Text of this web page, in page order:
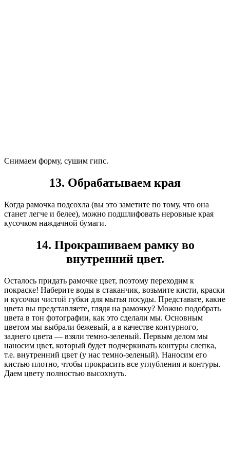
Снимаем форму, сушим гипс.
13. Обрабатываем края
Когда рамочка подсохла (вы это заметите по тому, что она
станет легче и белее), можно подшлифовать неровные края
кусочком наждачной бумаги.
14. Прокрашиваем рамку во
внутренний цвет.
Осталось придать рамочке цвет, поэтому переходим к
покраске! Наберите воды в стаканчик, возьмите кисти, краски
и кусочки чистой губки для мытья посуды. Представьте, какие
цвета вы представляете, глядя на рамочку? Можно подобрать
цвета в тон фотографии, как это сделали мы. Основным
цветом мы выбрали бежевый, а в качестве контурного,
заднего цвета — взяли темно-зеленый. Первым делом мы
наносим цвет, который будет подчеркивать контуры слепка,
т.е. внутренний цвет (у нас темно-зеленый). Наносим его
кистью плотно, чтобы прокрасить все углубления и контуры.
Даем цвету полностью высохнуть.